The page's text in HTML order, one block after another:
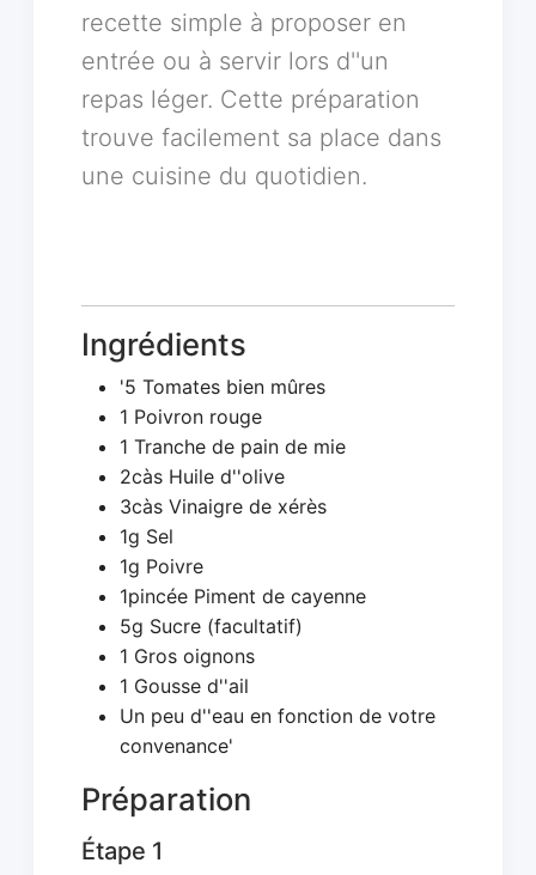
recette simple à proposer en
entrée ou à servir lors d''un
repas léger. Cette préparation
trouve facilement sa place dans
une cuisine du quotidien.
Ingrédients
'5 Tomates bien mûres
1 Poivron rouge
1 Tranche de pain de mie
2càs Huile d''olive
3càs Vinaigre de xérès
1g Sel
1g Poivre
1pincée Piment de cayenne
5g Sucre (facultatif)
1 Gros oignons
1 Gousse d''ail
Un peu d''eau en fonction de votre
convenance'
Préparation
Étape 1